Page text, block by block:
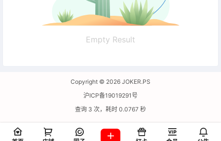
Empty Result
Copyright © 2026 JOKER.PS
沪ICP备19019291号
查询 3 次，耗时 0.0767 秒